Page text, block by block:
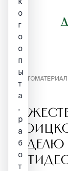
о
г
о
о
п
ы
т
а
,
р
а
б
о
т